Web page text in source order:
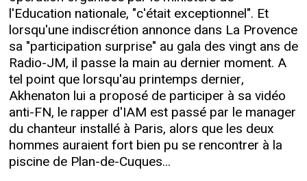
l'Education nationale, "c'était exceptionnel". Et
lorsqu'une indiscrétion annonce dans La Provence
sa "participation surprise" au gala des vingt ans de
Radio-JM, il passe la main au dernier moment. A
tel point que lorsqu'au printemps dernier,
Akhenaton lui a proposé de participer à sa vidéo
anti-FN, le rapper d'IAM est passé par le manager
du chanteur installé à Paris, alors que les deux
hommes auraient fort bien pu se rencontrer à la
piscine de Plan-de-Cuques...